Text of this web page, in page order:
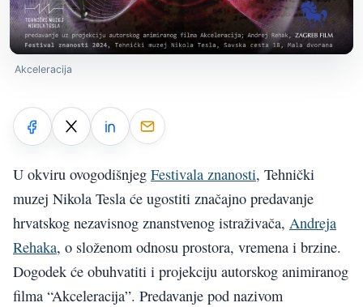
Akceleracija
U okviru ovogodišnjeg Festivala znanosti, Tehnički
muzej Nikola Tesla će ugostiti značajno predavanje
hrvatskog nezavisnog znanstvenog istraživača, Andreja
Rehaka, o složenom odnosu prostora, vremena i brzine.
Dogodek će obuhvatiti i projekciju autorskog animiranog
filma “Akceleracija”. Predavanje pod nazivom